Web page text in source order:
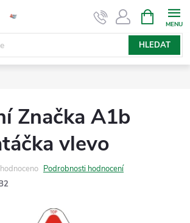
HLEDAT
NÁKUPNÍ
KOŠÍK
Značka A1b
vlevo
Podrobnosti hodnocení